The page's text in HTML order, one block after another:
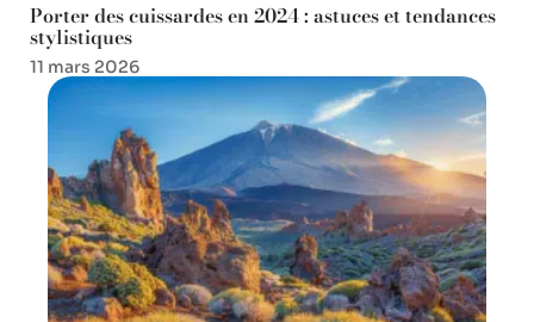
Porter des cuissardes en 2024 : astuces et tendances
stylistiques
11 mars 2026